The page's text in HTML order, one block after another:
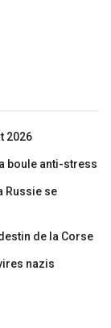
2026
boule anti-stress
Russie se
de la Corse
nazis